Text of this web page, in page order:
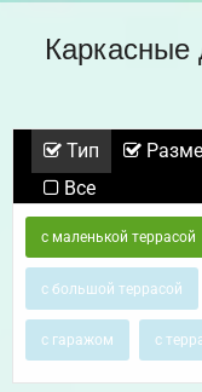
Тип
Все
с маленькой террасой
с большой террасой
с гаражом с